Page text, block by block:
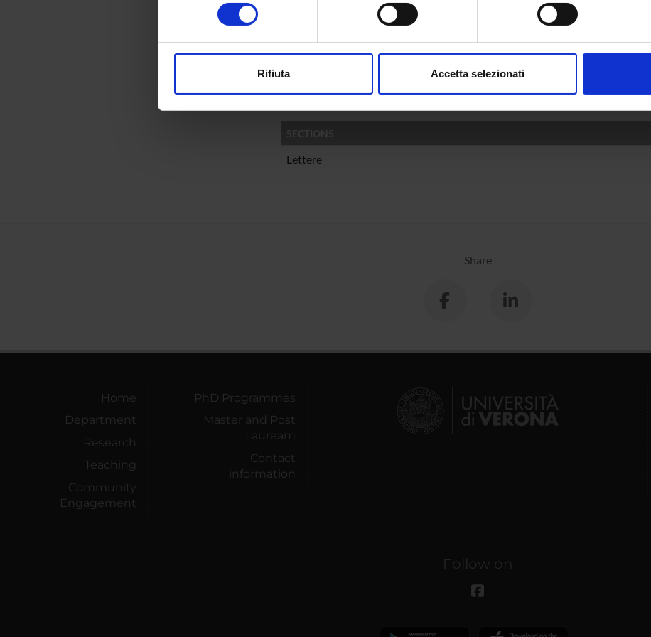
digitali).
modificare o ritirare il tuo consenso in qualsiasi momento dalla Dichiarazione sui cookie.
Rifiuta Accetta selezionati
Linguistica
Language learning and processing
Lettere
Share
Home
Department
Research
Teaching
Community
Engagement
PhD Programmes
Master and Post
Lauream
Contact
information
Follow on